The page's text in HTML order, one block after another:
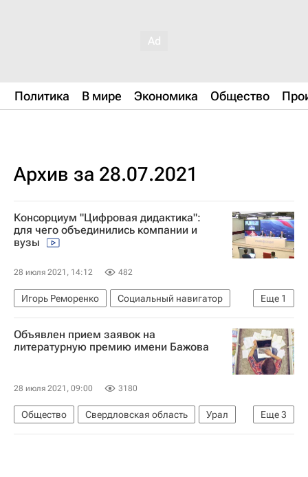
Политика В мире Экономика Общество
Архив за 28.07.2021
Консорциум "Цифровая дидактика":
для чего объединились компании и
вузы
28 июля 2021, 14:12 482
Еще 1
Игорь Реморенко
Социальный навигатор
МГПУ
Объявлен прием заявок на
литературную премию имени Бажова
28 июля 2021, 09:00 3180
Еще3
Общество Свердловская область
Урал
Социальный навигатор
Россия Культура